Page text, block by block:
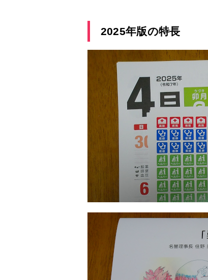
2025年版の特長